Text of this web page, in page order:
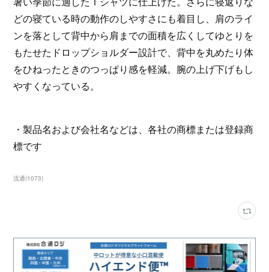
どの寝ている時の動作のしやすさにも着目し、肩のライ
ンを落として背中から肩までの面積を広くしてゆとりを
もたせたドロップショルダー設計で、背中を丸めたり体
をひねったときのつっぱり感を軽減。腕の上げ下げもし
やすくなっている。
・製品名および会社名などは、各社の商標または登録商
標です
流通(1073)